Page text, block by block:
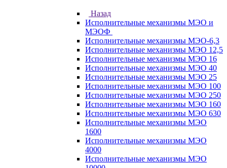
Назад
Исполнительные механизмы МЭО и
МЭОФ
Исполнительные механизмы МЭО-6,3
Исполнительные механизмы МЭО 12,5
Исполнительные механизмы МЭО 16
Исполнительные механизмы МЭО 40
Исполнительные механизмы МЭО 25
Исполнительные механизмы МЭО 100
Исполнительные механизмы МЭО 250
Исполнительные механизмы МЭО 160
Исполнительные механизмы МЭО 630
Исполнительные механизмы МЭО
1600
Исполнительные механизмы МЭО
4000
Исполнительные механизмы МЭО